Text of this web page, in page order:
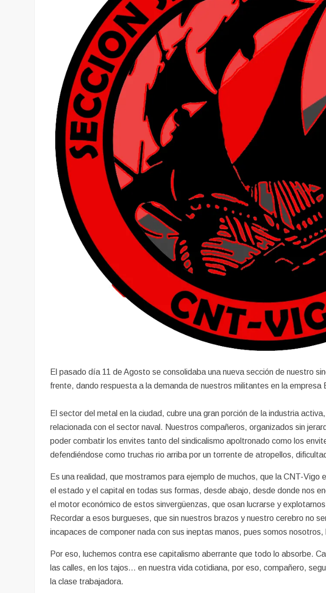
El pasado día 11 de Agosto se consolidaba una nueva sección de nuestro
frente, dando respuesta a la demanda de nuestros militantes en la empresa
El sector del metal en la ciudad, cubre una gran porción de la industria
relacionada con el sector naval. Nuestros compañeros, organizados sin
poder combatir los envites tanto del sindicalismo apoltronado como los
defendiéndose como truchas rio arriba por un torrente de atropellos,
Es una realidad, que mostramos para ejemplo de muchos, que la CNT-Vigo
el estado y el capital en todas sus formas, desde abajo, desde donde nos
el motor económico de estos sinvergüenzas, que osan lucrarse y
Recordar a esos burgueses, que sin nuestros brazos y nuestro cerebro no
incapaces de componer nada con sus ineptas manos, pues somos
Por eso, luchemos contra ese capitalismo aberrante que todo lo absorbe.
las calles, en los tajos… en nuestra vida cotidiana, por eso, compañero,
la clase trabajadora.